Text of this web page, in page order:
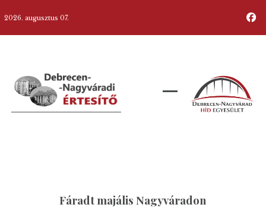
2026. augusztus 07.
Fáradt majális Nagyváradon